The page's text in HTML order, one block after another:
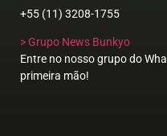
+55 (11) 3208-1755
> Grupo News Bunkyo
Entre no nosso grupo do
primeira mão!